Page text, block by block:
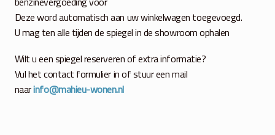
Deze word automatisch aan uw winkelwagen toegevoegd.
U mag ten alle tijden de spiegel in de showroom ophalen
Wilt u een spiegel reserveren of extra informatie?
Vul het contact formulier in of stuur een mail
naarinfo@mahieu-wonen.nl